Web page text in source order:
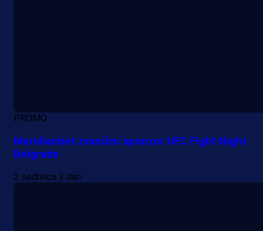
PROMO
Meridianbet zvanični sponzor UFC Fight Night
Belgrade
2 sedmica 3 dan